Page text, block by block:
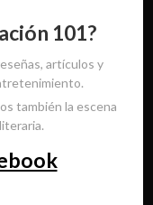
101?
artículos y
también la escena